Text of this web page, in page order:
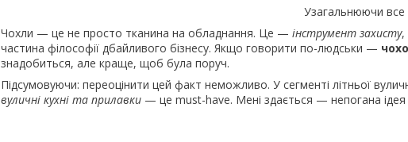
Узагальнюючи все
Чохли — це не просто тканина на обладнання. Це — інструмент захисту,
частина філософії дбайливого бізнесу. Якщо говорити по-людськи —
знадобиться, але краще, щоб була поруч.
Підсумовуючи: переоцінити цей факт неможливо. У сегменті літньої
вуличні кухні та прилавки — це must-have. Мені здається — непогана ідея